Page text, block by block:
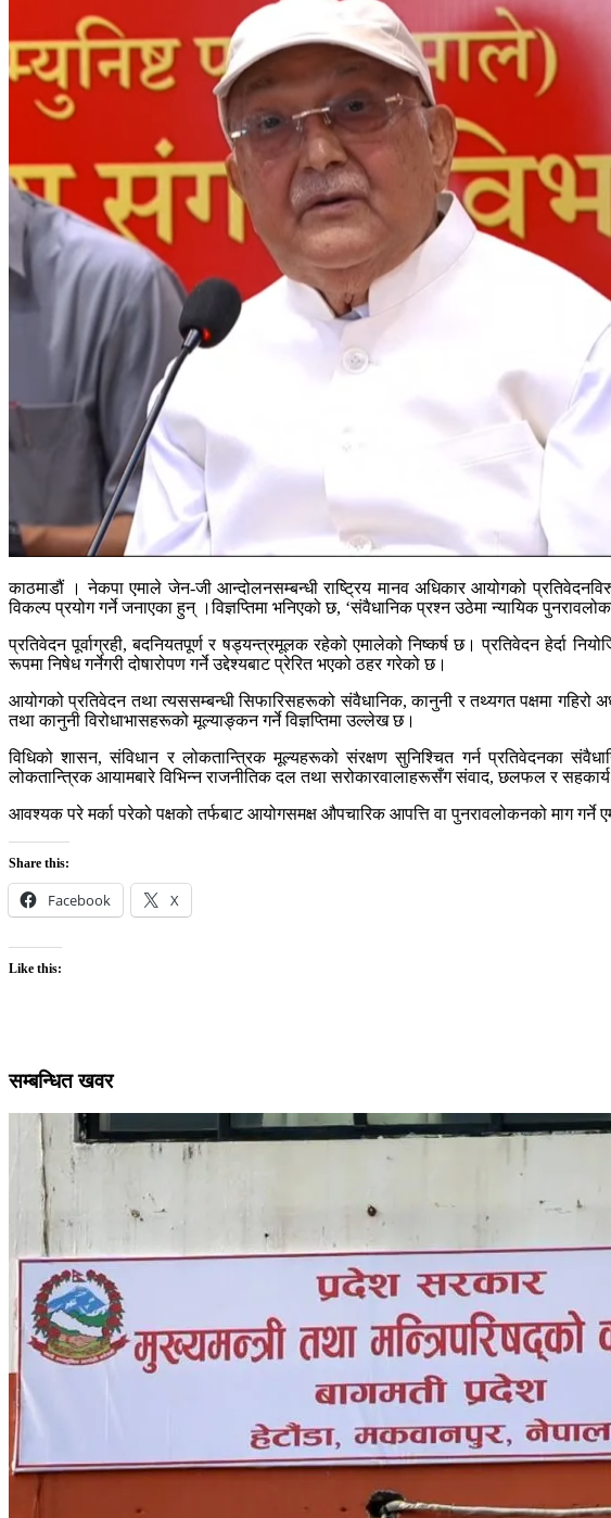
काठमाडौं । नेकपा एमाले जेन-जी आन्दोलनसम्बन्धी राष्ट्रिय मानव अधिकार आयोगको
विकल्प प्रयोग गर्ने जनाएका हुन् ।विज्ञप्तिमा भनिएको छ, ‘संवैधानिक प्रश्न उठेमा न्यायिक
प्रतिवेदन पूर्वाग्रही, बदनियतपूर्ण र षड्यन्त्रमूलक रहेको एमालेको निष्कर्ष छ। प्रतिवेदन हेर्दा
रूपमा निषेध गर्नेगरी दोषारोपण गर्ने उद्देश्यबाट प्रेरित भएको ठहर गरेको छ।
आयोगको प्रतिवेदन तथा त्यससम्बन्धी सिफारिसहरूको संवैधानिक, कानुनी र तथ्यगत पक्षमा गहिरो
तथा कानुनी विरोधाभासहरूको मूल्याङ्कन गर्ने विज्ञप्तिमा उल्लेख छ।
विधिको शासन, संविधान र लोकतान्त्रिक मूल्यहरूको संरक्षण सुनिश्चित गर्न प्रतिवेदनका
लोकतान्त्रिक आयामबारे विभिन्न राजनीतिक दल तथा सरोकारवालाहरूसँग संवाद, छलफल र सहकार्य
आवश्यक परे मर्का परेको पक्षको तर्फबाट आयोगसमक्ष औपचारिक आपत्ति वा पुनरावलोकनको माग गर्ने
Share this:
Facebook X
Like this:
सम्बन्धित खवर